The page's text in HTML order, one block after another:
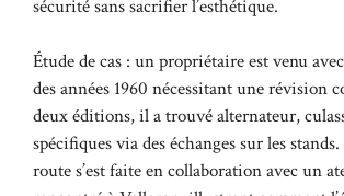
sécurité sans sacrifier l’esthétique.
Étude de cas : un propriétaire est venu
des années 1960 nécessitant une révision
deux éditions, il a trouvé alternateur,
spécifiques via des échanges sur les
route s’est faite en collaboration avec un